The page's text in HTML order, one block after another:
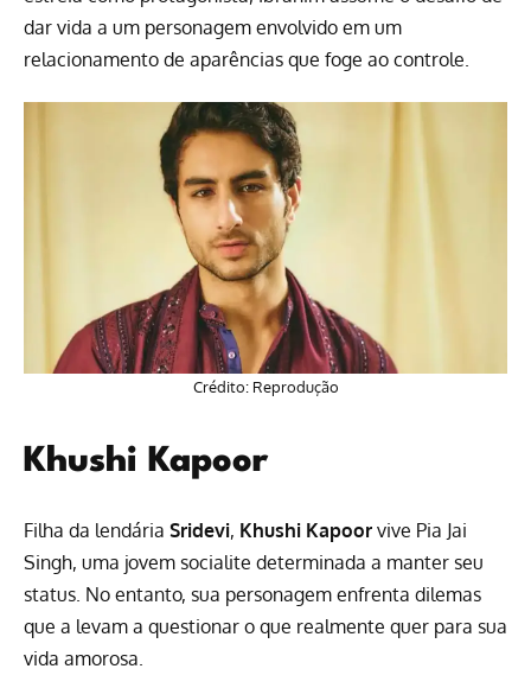
dar vida a um personagem envolvido em um
relacionamento de aparências que foge ao controle.
Crédito: Reprodução
Khushi Kapoor
Filha da lendária Sridevi, Khushi Kapoor vive Pia Jai
Singh, uma jovem socialite determinada a manter seu
status. No entanto, sua personagem enfrenta dilemas
que a levam a questionar o que realmente quer para sua
vida amorosa.